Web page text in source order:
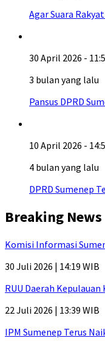
Agar Suara
30 April 2026 -
3 bulan yang lalu
Pansus DPRD
10 April 2026 -
4 bulan yang lalu
DPRD Sumenep
Breaking News
Komisi Informasi
30 Juli 2026 | 14:19 WIB
RUU Daerah
22 Juli 2026 | 13:39 WIB
IPM Sumenep Terus